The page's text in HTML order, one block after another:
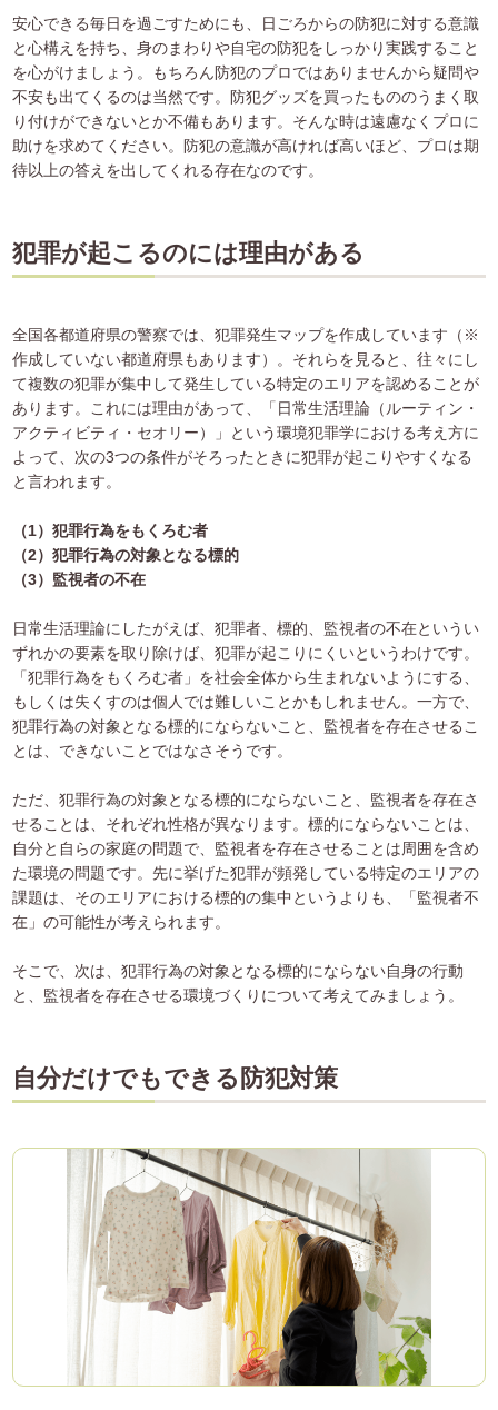
安心できる毎日を過ごすためにも、日ごろからの防犯に対する意識
と心構えを持ち、身のまわりや自宅の防犯をしっかり実践すること
を心がけましょう。もちろん防犯のプロではありませんから疑問や
不安も出てくるのは当然です。防犯グッズを買ったもののうまく取
り付けができないとか不備もあります。そんな時は遠慮なくプロに
助けを求めてください。防犯の意識が高ければ高いほど、プロは期
待以上の答えを出してくれる存在なのです。
犯罪が起こるのには理由がある
全国各都道府県の警察では、犯罪発生マップを作成しています（※
作成していない都道府県もあります）。それらを見ると、往々にし
て複数の犯罪が集中して発生している特定のエリアを認めることが
あります。これには理由があって、「日常生活理論（ルーティン・
アクティビティ・セオリー）」という環境犯罪学における考え方に
よって、次の3つの条件がそろったときに犯罪が起こりやすくなる
と言われます。
（1）犯罪行為をもくろむ者
（2）犯罪行為の対象となる標的
（3）監視者の不在
日常生活理論にしたがえば、犯罪者、標的、監視者の不在というい
ずれかの要素を取り除けば、犯罪が起こりにくいというわけです。
「犯罪行為をもくろむ者」を社会全体から生まれないようにする、
もしくは失くすのは個人では難しいことかもしれません。一方で、
犯罪行為の対象となる標的にならないこと、監視者を存在させるこ
とは、できないことではなさそうです。
ただ、犯罪行為の対象となる標的にならないこと、監視者を存在さ
せることは、それぞれ性格が異なります。標的にならないことは、
自分と自らの家庭の問題で、監視者を存在させることは周囲を含め
た環境の問題です。先に挙げた犯罪が頻発している特定のエリアの
課題は、そのエリアにおける標的の集中というよりも、「監視者不
在」の可能性が考えられます。
そこで、次は、犯罪行為の対象となる標的にならない自身の行動
と、監視者を存在させる環境づくりについて考えてみましょう。
自分だけでもできる防犯対策